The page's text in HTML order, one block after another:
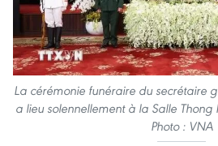
La cérémonie funéraire du secrétaire
a lieu solennellement à la Salle
Photo : VNA